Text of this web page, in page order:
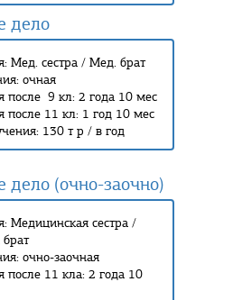
дело
Мед. сестра / Мед. брат
очная
после 9 кл: 2 года 10 мес
после 11 кл: 1 год 10 мес
130 т р / в год
дело (очно-заочно)
Медицинская сестра /
очно-заочная
после 11 кла: 2 года 10